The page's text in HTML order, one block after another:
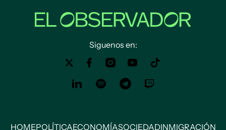
Siguenos en:
HOMEPOLÍTICAECONOMÍASOCIEDADINMIGRACIÓN